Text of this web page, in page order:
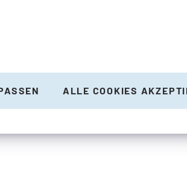
ALLE COOKIES